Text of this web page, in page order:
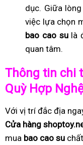
dục. Giữa lòng
việc lựa chọn
bao cao sulà
quan tâm.
Thông tin chi
Quỳ Hợp
Với vị trí đắc địa
Cửa hàng
mua bao cao su